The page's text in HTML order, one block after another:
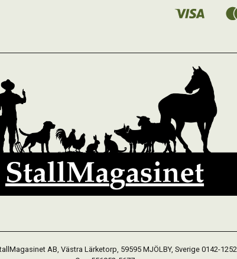
AB, Västra Lärketorp, 59595 MJÖLBY, Sverige 0142-